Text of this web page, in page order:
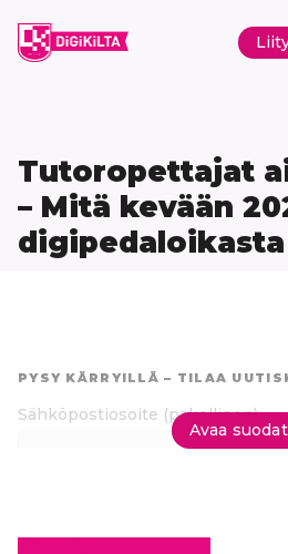
sisältöön
Tutoropettajat
– Mitä kevään
PYSY KÄRRYILLÄ – TILAA
Sähköpostiosoite (pakollinen)
Avaa